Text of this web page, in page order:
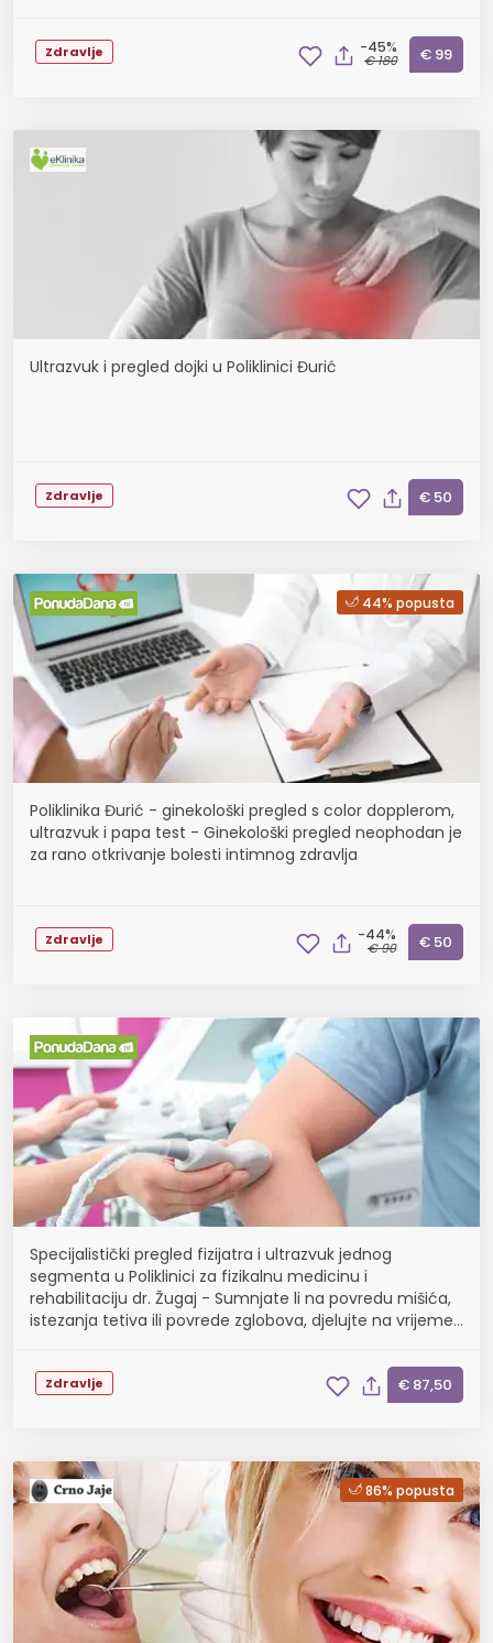
Zdravlje -45%
€ 180 € 99
Ultrazvuk i pregled dojki u Poliklinici Đurić
Zdravlje € 50
44% popusta
Poliklinika Đurić - ginekološki pregled s color dopplerom,
ultrazvuk i papa test - Ginekološki pregled neophodan je
za rano otkrivanje bolesti intimnog zdravlja
Zdravlje -44%
€ 90 € 50
Specijalistički pregled fizijatra i ultrazvuk jednog
segmenta u Poliklinici za fizikalnu medicinu i
rehabilitaciju dr. Žugaj - Sumnjate li na povredu mišića,
istezanja tetiva ili povrede zglobova, djelujte na vrijeme i
Zdravlje € 87,50
86% popusta